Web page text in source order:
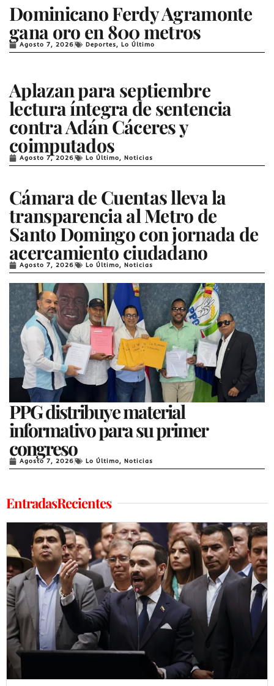
Dominicano Ferdy Agramonte
gana oro en 800 metros
Agosto 7, 2026 Deportes, Lo Último
Aplazan para septiembre
lectura íntegra de sentencia
contra Adán Cáceres y
coimputados
Agosto 7, 2026 Lo Último, Noticias
Cámara de Cuentas lleva la
transparencia al Metro de
Santo Domingo con jornada de
acercamiento ciudadano
Agosto 7, 2026 Lo Último, Noticias
PPG distribuye material
informativo para su primer
congreso
Agosto 7, 2026 Lo Último, Noticias
EntradasRecientes